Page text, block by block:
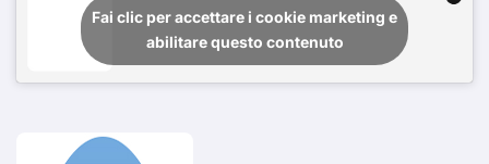
Fai clic per accettare i cookie marketing e
abilitare questo contenuto